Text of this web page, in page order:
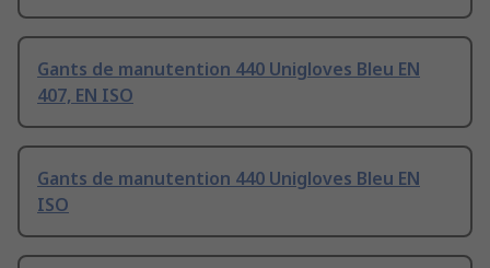
Gants de manutention 440 Unigloves Bleu EN
407, EN ISO
Gants de manutention 440 Unigloves Bleu EN
ISO